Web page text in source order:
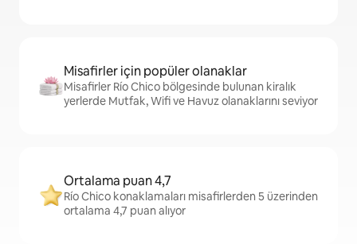
Misafirler için popüler olanaklar
Misafirler Río Chico bölgesinde bulunan kiralık
yerlerde Mutfak, Wifi ve Havuz olanaklarını seviyor
Ortalama puan 4,7
Río Chico konaklamaları misafirlerden 5 üzerinden
ortalama 4,7 puan alıyor